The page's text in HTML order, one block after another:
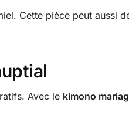
Cette pièce peut aussi
Avec le kimono